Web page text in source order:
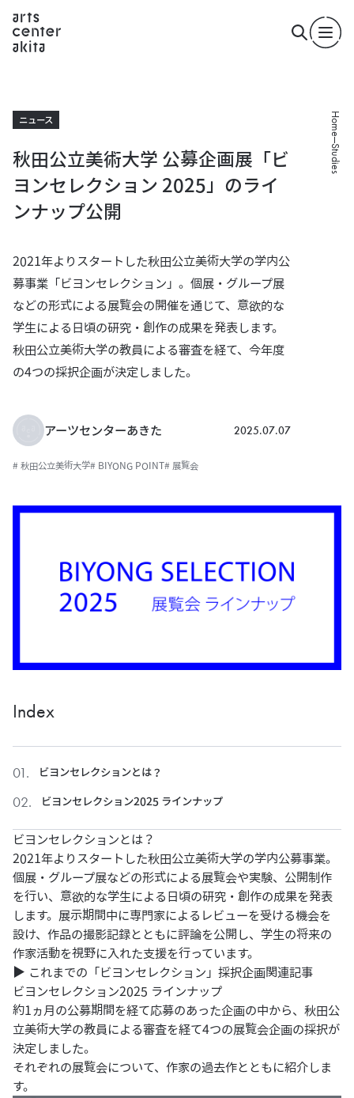
Home
Studies
ニュース
秋田公立美術大学 公募企画展「ビ
ヨンセレクション 2025」のライ
ンナップ公開
2021年よりスタートした秋田公立美術大学の学内公
募事業「ビヨンセレクション」。個展・グループ展
などの形式による展覧会の開催を通じて、意欲的な
学生による日頃の研究・創作の成果を発表します。
秋田公立美術大学の教員による審査を経て、今年度
の4つの採択企画が決定しました。
アーツセンターあきた 2025.07.07
# 秋田公立美術大学# BIYONG POINT# 展覧会
Index
ビヨンセレクションとは？
ビヨンセレクション2025 ラインナップ
ビヨンセレクションとは？
2021年よりスタートした秋田公立美術大学の学内公募事業。
個展・グループ展などの形式による展覧会や実験、公開制作
を行い、意欲的な学生による日頃の研究・創作の成果を発表
します。展示期間中に専門家によるレビューを受ける機会を
設け、作品の撮影記録とともに評論を公開し、学生の将来の
作家活動を視野に入れた支援を行っています。
▶︎ これまでの「ビヨンセレクション」採択企画関連記事
ビヨンセレクション2025 ラインナップ
約1ヵ月の公募期間を経て応募のあった企画の中から、秋田公
立美術大学の教員による審査を経て4つの展覧会企画の採択が
決定しました。
それぞれの展覧会について、作家の過去作とともに紹介しま
す。